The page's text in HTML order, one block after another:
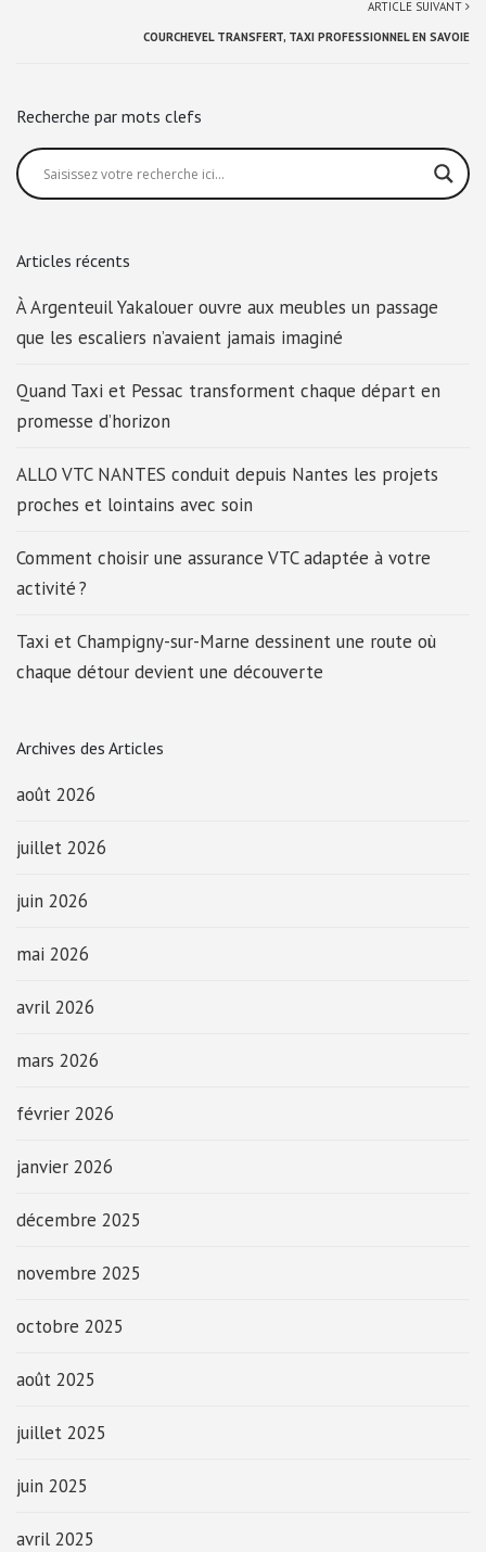
ARTICLE SUIVANT
COURCHEVEL TRANSFERT, TAXI PROFESSIONNEL EN SAVOIE
Recherche par mots clefs
Articles récents
À Argenteuil Yakalouer ouvre aux meubles un passage
que les escaliers n’avaient jamais imaginé
Quand Taxi et Pessac transforment chaque départ en
promesse d’horizon
ALLO VTC NANTES conduit depuis Nantes les projets
proches et lointains avec soin
Comment choisir une assurance VTC adaptée à votre
activité ?
Taxi et Champigny-sur-Marne dessinent une route où
chaque détour devient une découverte
Archives des Articles
août 2026
juillet 2026
juin 2026
mai 2026
avril 2026
mars 2026
février 2026
janvier 2026
décembre 2025
novembre 2025
octobre 2025
août 2025
juillet 2025
juin 2025
avril 2025